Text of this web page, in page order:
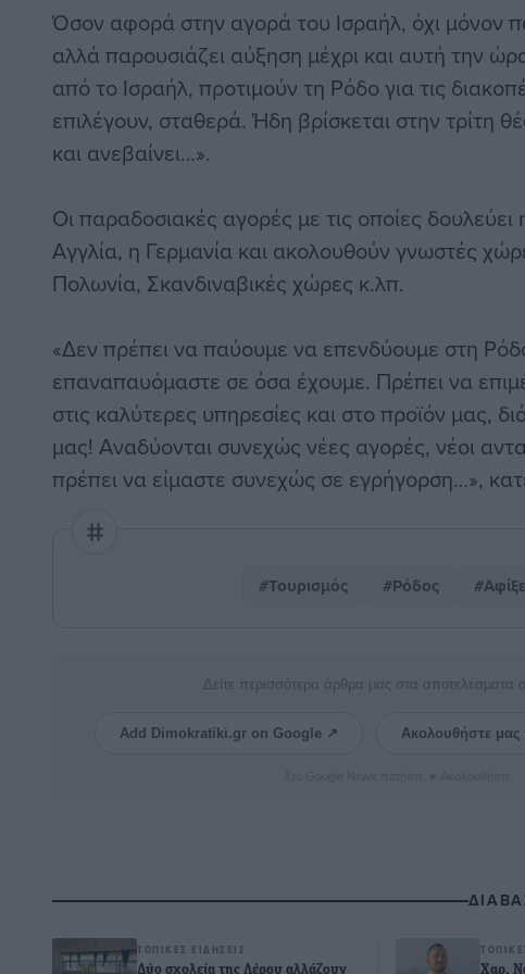
Όσον αφορά στην αγορά του Ισραήλ, όχι μόνον
αλλά παρουσιάζει αύξηση μέχρι και αυτή την
από το Ισραήλ, προτιμούν τη Ρόδο για τις
επιλέγουν, σταθερά. Ήδη βρίσκεται στην τρίτη
και ανεβαίνει…».
Οι παραδοσιακές αγορές με τις οποίες
Αγγλία, η Γερμανία και ακολουθούν γνωστές
Πολωνία, Σκανδιναβικές χώρες κ.λπ.
«Δεν πρέπει να παύουμε να επενδύουμε στη
επαναπαυόμαστε σε όσα έχουμε. Πρέπει να
στις καλύτερες υπηρεσίες και στο προϊόν μας,
μας! Αναδύονται συνεχώς νέες αγορές, νέοι
πρέπει να είμαστε συνεχώς σε εγρήγορση…»,
#Τουρισμός #Ρόδος
Δείτε περισσότερα άρθρα μας στα αποτελέσματα
Add Dimokratiki.gr on Google ↗ Ακολουθήστε
ΤΟΠΙΚΈΣ ΕΙΔΉΣΕΙΣ
Δύο σχολεία της Λέρου αλλάζουν Χαρ.